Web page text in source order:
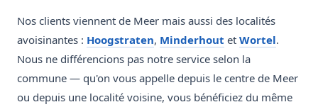
Nos clients viennent de Meer mais aussi des localités
avoisinantes : Hoogstraten, Minderhout et Wortel.
Nous ne différencions pas notre service selon la
commune — qu'on vous appelle depuis le centre de Meer
ou depuis une localité voisine, vous bénéficiez du même